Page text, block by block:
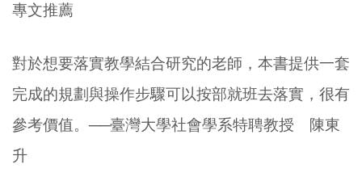
專文推薦
對於想要落實教學結合研究的老師，本書提供一套
完成的規劃與操作步驟可以按部就班去落實，很有
參考價值。──臺灣大學社會學系特聘教授 陳東
升